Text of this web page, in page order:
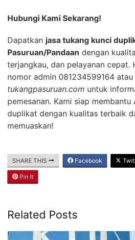
Hubungi Kami Sekarang!
Dapatkan jasa tukang kunci
Pasuruan/Pandaan dengan
terjangkau, dan pelayanan cepat.
nomor admin 081234599164
tukangpasuruan.com untuk
pemesanan. Kami siap
duplikat dengan kualitas terbaik
memuaskan!
SHARE THIS Facebook
Pin It
Related Posts